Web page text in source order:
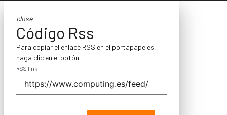
close
Código Rss
Para copiar el enlace RSS en el portapapeles,
haga clic en el botón.
RSS link